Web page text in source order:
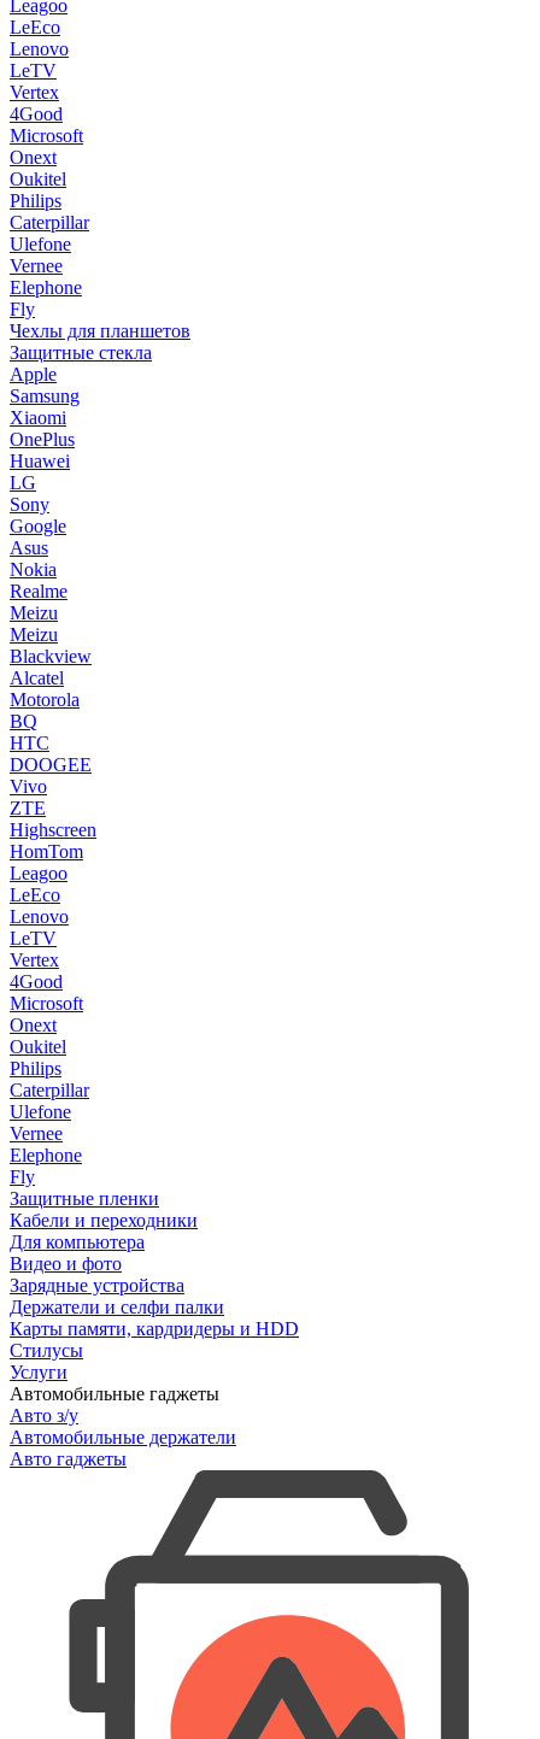
Leagoo
LeEco
Lenovo
LeTV
Vertex
4Good
Microsoft
Onext
Oukitel
Philips
Caterpillar
Ulefone
Vernee
Elephone
Fly
Чехлы для планшетов
Защитные стекла
Apple
Samsung
Xiaomi
OnePlus
Huawei
LG
Sony
Google
Asus
Nokia
Realme
Meizu
Meizu
Blackview
Alcatel
Motorola
BQ
HTC
DOOGEE
Vivo
ZTE
Highscreen
HomTom
Leagoo
LeEco
Lenovo
LeTV
Vertex
4Good
Microsoft
Onext
Oukitel
Philips
Caterpillar
Ulefone
Vernee
Elephone
Fly
Защитные пленки
Кабели и переходники
Для компьютера
Видео и фото
Зарядные устройства
Держатели и селфи палки
Карты памяти, кардридеры и HDD
Стилусы
Услуги
Автомобильные гаджеты
Авто з/у
Автомобильные держатели
Авто гаджеты